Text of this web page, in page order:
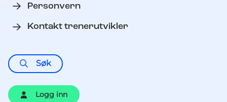
Personvern
Kontakt trenerutvikler
Søk
Logg inn